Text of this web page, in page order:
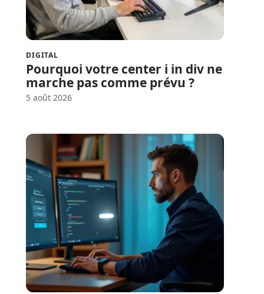
DIGITAL
Pourquoi votre center i in div ne
marche pas comme prévu ?
5 août 2026